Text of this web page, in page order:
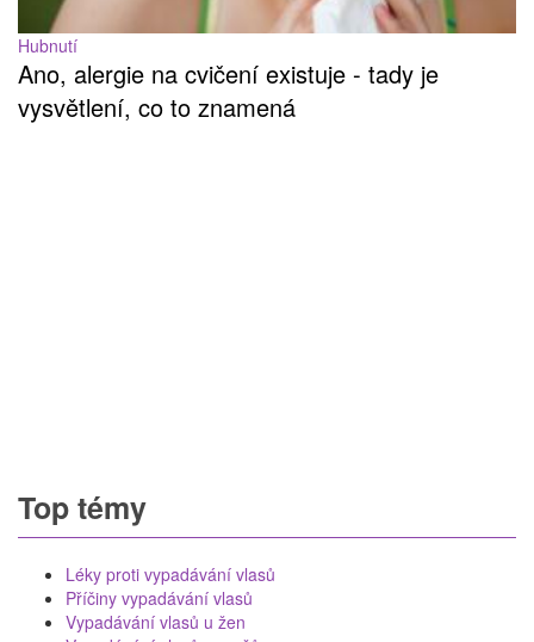
Hubnutí
Ano, alergie na cvičení existuje - tady je
vysvětlení, co to znamená
Top témy
Léky proti vypadávání vlasů
Příčiny vypadávání vlasů
Vypadávání vlasů u žen